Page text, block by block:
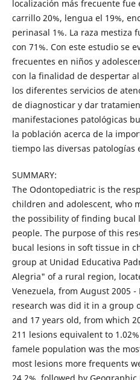
localización más frecuente
carrillo 20%, lengua el 19%,
perinasal 1%. La raza mestiza
con 71%. Con este estudio se
frecuentes en niños y
con la finalidad de despertar
los diferentes servicios de
de diagnosticar y dar
manifestaciones patológicas
la población acerca de la
tiempo las diversas patologías
SUMMARY:
The Odontopediatric is the
children and adolescent, who
the possibility of finding bucal
people. The purpose of this
bucal lesions in soft tissue in
group at Unidad Educativa
Alegria" of a rural region,
Venezuela, from August 2005
research was did it in a group
and 17 years old, from which
211 lesions equivalent to
famele population was the
most lesions more frequents